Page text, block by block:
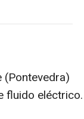
(Pontevedra)
fluido eléctrico.